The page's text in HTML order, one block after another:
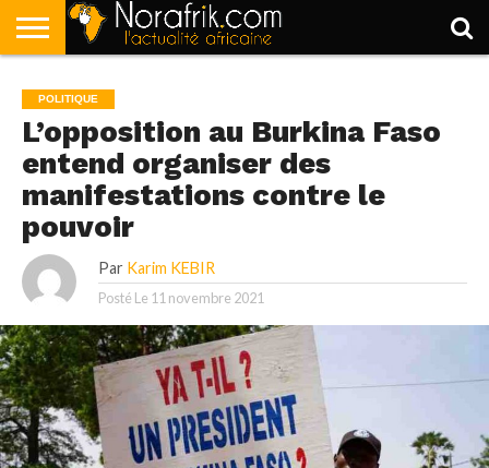
POLITIQUE
SOCIÉTÉ
ECONOMIE
SPORT
LIFESTYLE
POLITIQUE
L’opposition au Burkina Faso
entend organiser des
manifestations contre le
pouvoir
Par Karim KEBIR
Posté Le 11 novembre 2021